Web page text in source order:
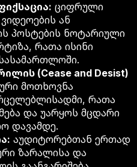
ციფრული
ან
პოსტების ნოტარიული
რათა ისინი
(Cease and Desist)
მოთხოვნა
რათა
და უარყოს მცდარი
დავამდე.
აუდიტორებთან ერთად
ზარალისა და